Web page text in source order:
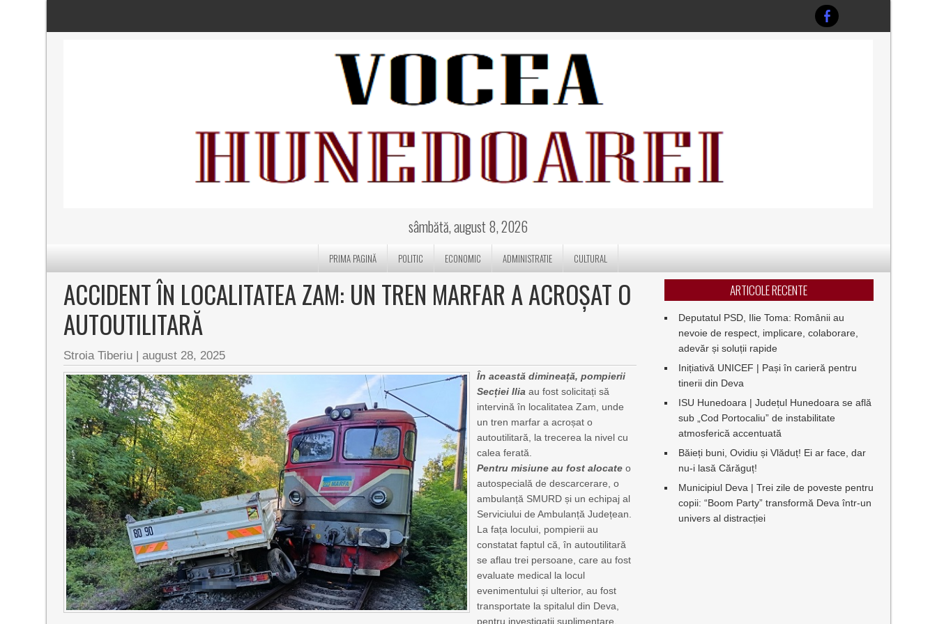
sâmbătă, august 8, 2026
PRIMA PAGINĂ POLITIC ECONOMIC ADMINISTRATIE CULTURAL
ACCIDENT ÎN LOCALITATEA ZAM: UN TREN MARFAR A ACROȘAT O
AUTOUTILITARĂ
Stroia Tiberiu |august 28, 2025
În această dimineață, pompierii
Secției Ilia au fost solicitați să
intervină în localitatea Zam, unde
un tren marfar a acroșat o
autoutilitară, la trecerea la nivel cu
calea ferată.
Pentru misiune au fost alocate o
autospecială de descarcerare, o
ambulanță SMURD și un echipaj al
Serviciului de Ambulanță Județean.
La fața locului, pompierii au
constatat faptul că, în autoutilitară
se aflau trei persoane, care au fost
evaluate medical la locul
evenimentului și ulterior, au fost
transportate la spitalul din Deva,
pentru investigații suplimentare.
ARTICOLE RECENTE
Deputatul PSD, Ilie Toma: Românii au
nevoie de respect, implicare, colaborare,
adevăr și soluții rapide
Inițiativă UNICEF | Pași în carieră pentru
tinerii din Deva
ISU Hunedoara | Județul Hunedoara se află
sub „Cod Portocaliu” de instabilitate
atmosferică accentuată
Băieți buni, Ovidiu și Vlăduț! Ei ar face, dar
nu-i lasă Cărăguț!
Municipiul Deva | Trei zile de poveste pentru
copii: “Boom Party” transformă Deva într-un
univers al distracției